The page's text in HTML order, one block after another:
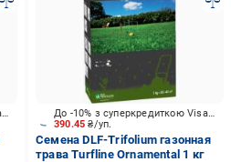
До -10% з суперкредиткою Visa Вигода
390.45₴/уп.
До -10% з суперкредиткою Visa Вигода
Семена DLF-Trifolium газонная
трава Turfline Ornamental 1 кг